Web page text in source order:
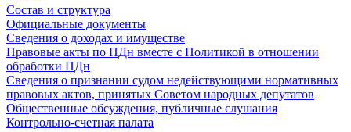
Состав и структура
Официальные документы
Сведения о доходах и имуществе
Правовые акты по ПДн вместе с Политикой в отношении
обработки ПДн
Сведения о признании судом недействующими нормативных
правовых актов, принятых Советом народных депутатов
Общественные обсуждения, публичные слушания
Контрольно-счетная палата